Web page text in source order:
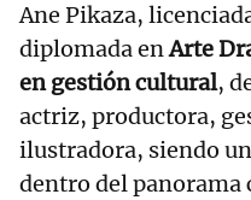
Ane Pikaza,
diplomada enArte
en gestión cultural,
actriz, productora,
ilustradora, siendo
dentro del panorama